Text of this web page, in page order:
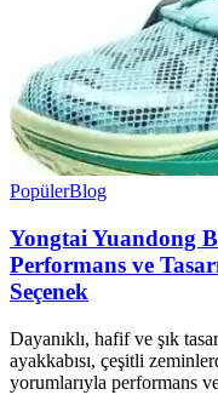
PopülerBlog
Yongtai Yuandong
Performans ve
Seçenek
Dayanıklı, hafif ve şık
ayakkabısı, çeşitli
yorumlarıyla performans